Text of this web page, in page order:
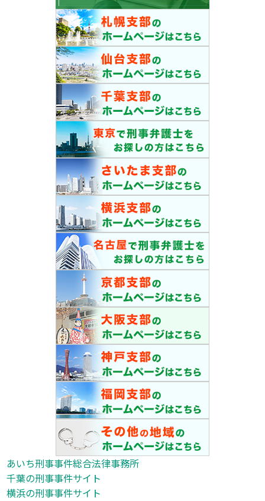
あいち刑事事件総合法律事務所
千葉の刑事事件サイト
横浜の刑事事件サイト